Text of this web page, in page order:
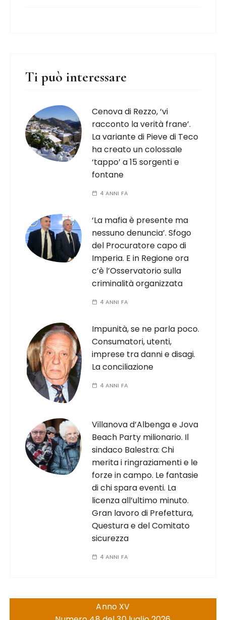
Ti può interessare
Cenova di Rezzo, ‘vi
racconto la verità frane’.
La variante di Pieve di Teco
ha creato un colossale
‘tappo’ a 15 sorgenti e
fontane
4 ANNI FA
‘La mafia è presente ma
nessuno denuncia’. Sfogo
del Procuratore capo di
Imperia. E in Regione ora
c’è l’Osservatorio sulla
criminalità organizzata
4 ANNI FA
Impunità, se ne parla poco.
Consumatori, utenti,
imprese tra danni e disagi.
La conciliazione
4 ANNI FA
Villanova d’Albenga e Jova
Beach Party milionario. Il
sindaco Balestra: Chi
merita i ringraziamenti e le
forze in campo. Le fantasie
di chi spara eventi. La
licenza all’ultimo minuto.
Gran lavoro di Prefettura,
Questura e del Comitato
sicurezza
4 ANNI FA
Anno XV